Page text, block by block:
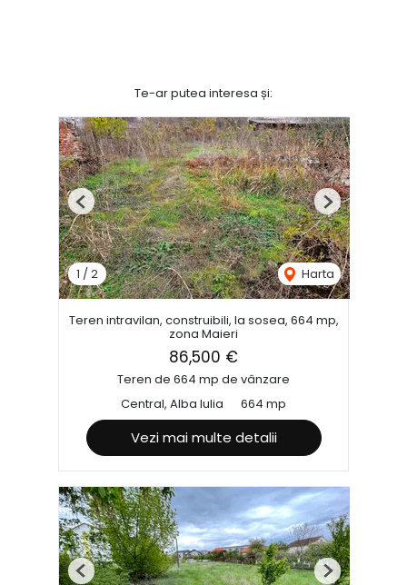
Te-ar putea interesa și:
1 / 2 Harta
Previous Next
Teren intravilan, construibili, la sosea, 664 mp,
zona Maieri
86,500 €
Teren de 664 mp de vânzare
Central, Alba Iulia
664 mp
Vezi mai multe detalii
Previous Next